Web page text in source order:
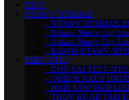
TSEV
NTAWV NTSHIAB
– NTAWV NTSHIAB
– Nthuav Ntawv Cog
– Nthuav Ntawv Cog
– KAWM NTAWV
TEEV NTUJ
– COV ZAJ TEEV
– QHIB & XAUS
– HAIS SAW MAB
– THOV HUAB TAIS